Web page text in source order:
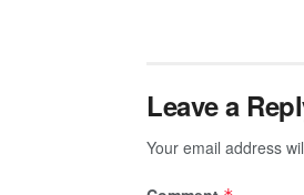
Leave a
Your email address